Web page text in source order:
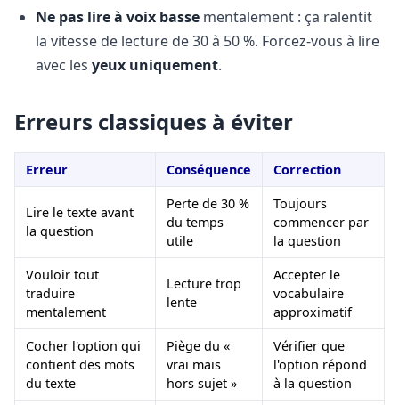
Ne pas lire à voix basse mentalement : ça ralentit
la vitesse de lecture de 30 à 50 %. Forcez-vous à lire
avec les yeux uniquement.
Erreurs classiques à éviter
Erreur Conséquence Correction
Lire le texte avant
la question
Perte de 30 %
du temps
utile
Toujours
commencer par
la question
Vouloir tout
traduire
mentalement
Lecture trop
lente
Accepter le
vocabulaire
approximatif
Cocher l'option qui
contient des mots
du texte
Piège du «
vrai mais
hors sujet »
Vérifier que
l'option répond
à la question